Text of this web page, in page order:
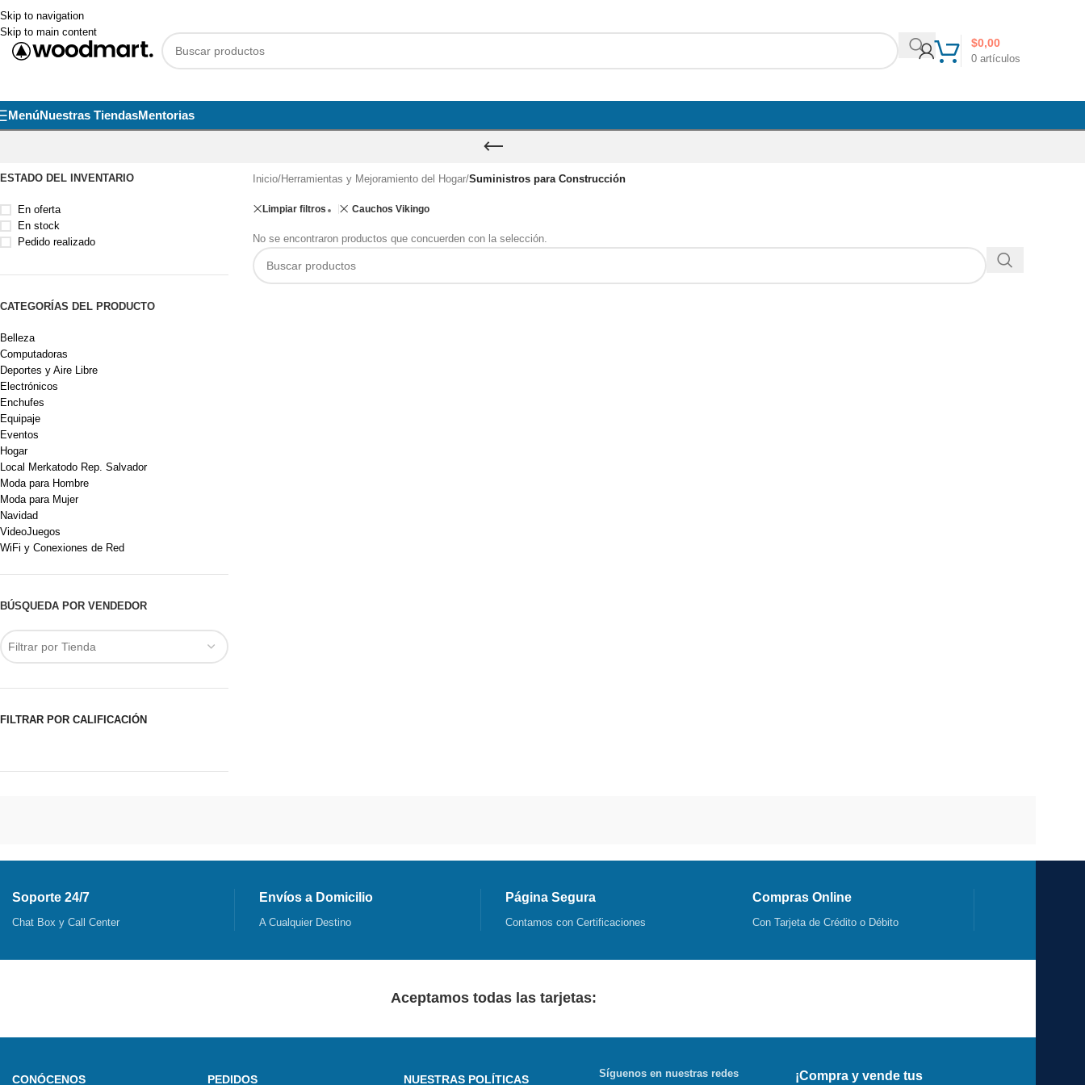
Skip to navigation
Skip to main content
0artículos
$0,00
MenúNuestras TiendasMentorias
ESTADO DEL INVENTARIO
En oferta
En stock
Pedido realizado
CATEGORÍAS DEL PRODUCTO
Belleza
Computadoras
Deportes y Aire Libre
Electrónicos
Enchufes
Equipaje
Eventos
Hogar
Local Merkatodo Rep. Salvador
Moda para Hombre
Moda para Mujer
Navidad
VideoJuegos
WiFi y Conexiones de Red
BÚSQUEDA POR VENDEDOR
Filtrar por Tienda
FILTRAR POR CALIFICACIÓN
Inicio/Herramientas y Mejoramiento del Hogar/Suministros para Construcción
Limpiar filtros Cauchos Vikingo
No se encontraron productos que concuerden con la selección.
Soporte 24/7
Chat Box y Call Center
Envíos a Domicilio
A Cualquier Destino
Página Segura
Contamos con Certificaciones
Compras Online
Con Tarjeta de Crédito o Débito
Aceptamos todas las tarjetas:
CONÓCENOS PEDIDOS NUESTRAS POLÍTICAS
Síguenos en nuestras redes
¡Compra y vende tus